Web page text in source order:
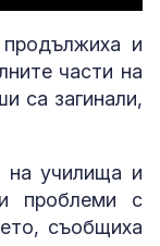
и
части на
са загинали,
на училища и
проблеми с
съобщиха